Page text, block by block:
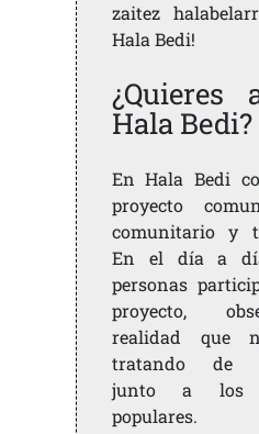
zaitez
Hala Bedi!
¿Quieres
Hala Bedi?
En Hala Bedi
proyecto
comunitario y
En el día a
personas
proyecto,
realidad que
tratando de
junto a los
populares.